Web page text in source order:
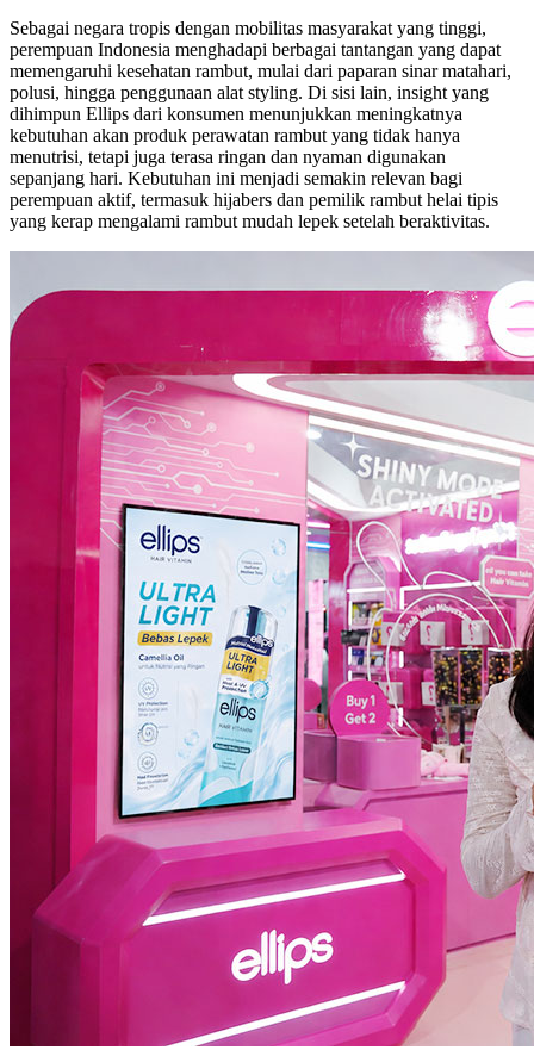
Sebagai negara tropis dengan mobilitas masyarakat yang tinggi,
perempuan Indonesia menghadapi berbagai tantangan yang dapat
memengaruhi kesehatan rambut, mulai dari paparan sinar matahari,
polusi, hingga penggunaan alat styling. Di sisi lain, insight yang
dihimpun Ellips dari konsumen menunjukkan meningkatnya
kebutuhan akan produk perawatan rambut yang tidak hanya
menutrisi, tetapi juga terasa ringan dan nyaman digunakan
sepanjang hari. Kebutuhan ini menjadi semakin relevan bagi
perempuan aktif, termasuk hijabers dan pemilik rambut helai tipis
yang kerap mengalami rambut mudah lepek setelah beraktivitas.